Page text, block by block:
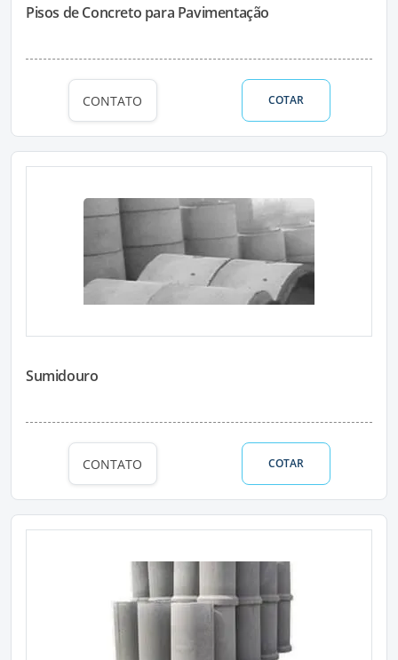
Pisos de Concreto para Pavimentação
CONTATO COTAR
Sumidouro
CONTATO COTAR